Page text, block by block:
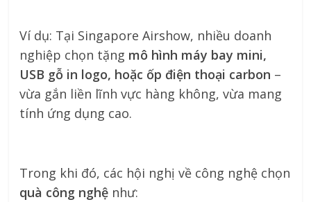
Ví dụ: Tại Singapore Airshow, nhiều doanh
nghiệp chọn tặng mô hình máy bay mini,
USB gỗ in logo, hoặc ốp điện thoại carbon –
vừa gắn liền lĩnh vực hàng không, vừa mang
tính ứng dụng cao.
Trong khi đó, các hội nghị về công nghệ chọn
quà công nghệ như: